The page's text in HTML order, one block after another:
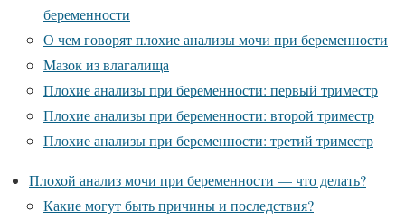
беременности
О чем говорят плохие анализы мочи при беременности
Мазок из влагалища
Плохие анализы при беременности: первый триместр
Плохие анализы при беременности: второй триместр
Плохие анализы при беременности: третий триместр
Плохой анализ мочи при беременности — что делать?
Какие могут быть причины и последствия?